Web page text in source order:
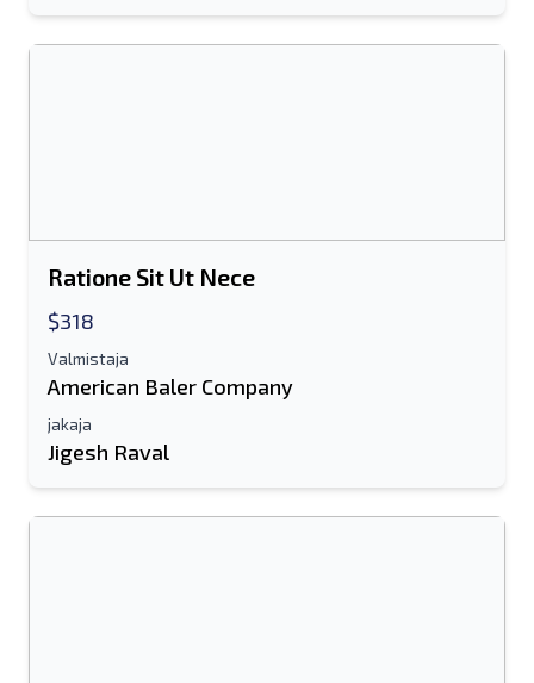
Sähköpostiosoite
Matkapuhelin
Ratione Sit Ut Nece
$318
Valmistaja
American Baler Company
jakaja
Jigesh Raval
Joko sähköpostiosoite tai
Tekstiluettelo mobiililaitteelle
Koko nimesi